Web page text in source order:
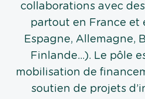
collaborations avec
partout en France et
Espagne, Allemagne,
Finlande...). Le pôle
mobilisation de
soutien de projets